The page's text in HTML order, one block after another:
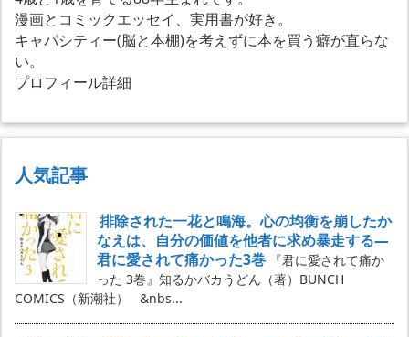
漫画とコミックエッセイ、実用書が好き。
キャパシティー(脳と本棚)を考えずに本を買う癖が直らな
い。
プロフィール詳細
人気記事
排除された一花と鳴海。心の均衡を崩したか
なえは、自分の価値を他者に求め暴走する―
君に愛されて痛かった3巻
『君に愛されて痛か
った 3巻』知るかバカうどん（著）BUNCH
COMICS（新潮社） &nbs...